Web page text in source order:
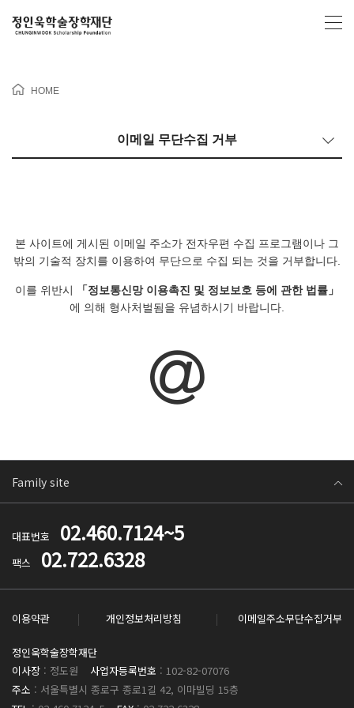
HOME
이메일 무단수집 거부
본 사이트에 게시된 이메일 주소가 전자우편 수집 프로그램이나 그
밖의 기술적 장치를 이용하여 무단으로 수집 되는 것을 거부합니다.
이를 위반시
「정보통신망 이용촉진 및 정보보호 등에 관한 법률」
에 의해 형사처벌됨을 유념하시기 바랍니다.
Family site
대표번호 02.460.7124~5
팩스 02.722.6328
이용약관 개인정보처리방침 이메일주소무단수집거부
정인욱학술장학재단
이사장 : 정도원 사업자등록번호 : 102-82-07076
주소 : 서울특별시 종로구 종로1길 42, 이마빌딩 15층